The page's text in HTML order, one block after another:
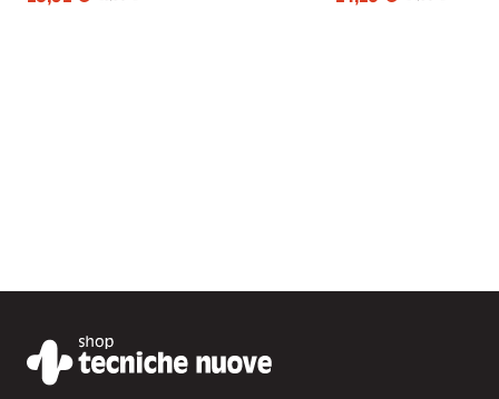
offre molteplici